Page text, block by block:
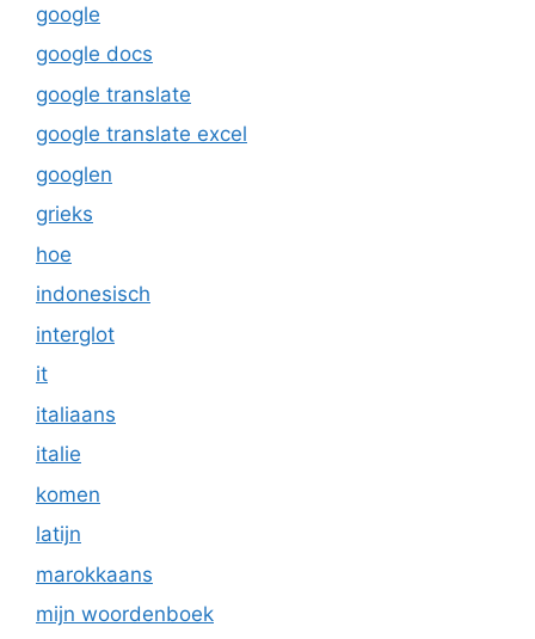
google
google docs
google translate
google translate excel
googlen
grieks
hoe
indonesisch
interglot
it
italiaans
italie
komen
latijn
marokkaans
mijn woordenboek